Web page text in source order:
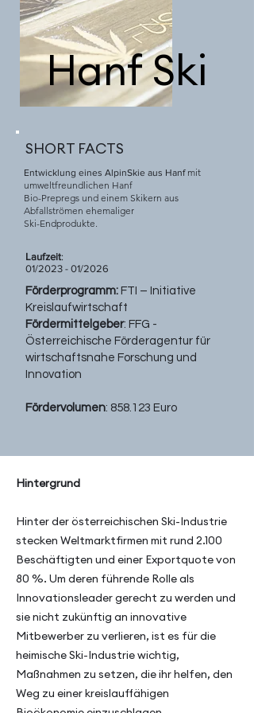
Hanf Ski
SHORT FACTS
Entwicklung eines AlpinSkie aus Hanfmit
umweltfreundlichen Hanf
Bio-Prepregs und einem Skikern aus
Abfallströmen ehemaliger
Ski-Endprodukte.
Laufzeit:
01/2023 - 01/2026
Förderprogramm: FTI – Initiative
Kreislaufwirtschaft
Fördermittelgeber: FFG -
Österreichische Förderagentur für
wirtschaftsnahe Forschung und
Innovation
Fördervolumen: 858.123 Euro
Hintergrund
Hinter der österreichischen Ski-Industrie
stecken Weltmarktfirmen mit rund 2.100
Beschäftigten und einer Exportquote von
80 %. Um deren führende Rolle als
Innovationsleader gerecht zu werden und
sie nicht zukünftig an innovative
Mitbewerber zu verlieren, ist es für die
heimische Ski-Industrie wichtig,
Maßnahmen zu setzen, die ihr helfen, den
Weg zu einer kreislauffähigen